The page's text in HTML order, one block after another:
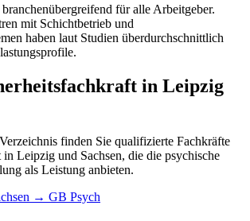
für alle Arbeitgeber.
mit Schichtbetrieb und
haben laut Studien überdurchschnittlich
in Leipzig
finden Sie qualifizierte Fachkräfte
Leipzig und Sachsen, die die psychische
als Leistung anbieten.
→ GB Psych